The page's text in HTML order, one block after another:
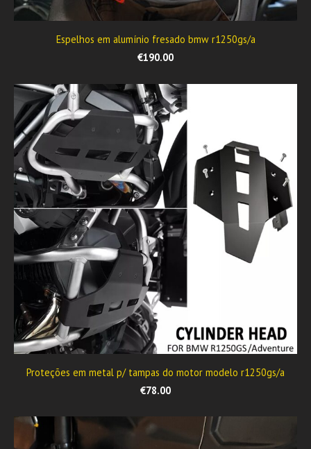
Espelhos em alumínio fresado bmw r1250gs/a
€190.00
Proteções em metal p/ tampas do motor modelo r1250gs/a
€78.00